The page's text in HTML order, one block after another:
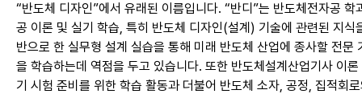
“반도체 디자인”에서 유래된 이름입니다. “반디”는 반도체전자공 학
공 이론 및 실기 학습, 특히 반도체 디자인(설계) 기술에 관련된 지식
반으로 한 실무형 설계 실습을 통해 미래 반도체 산업에 종사할 전문
을 학습하는데 역점을 두고 있습니다. 또한 반도체설계산업기사 이론
기 시험 준비를 위한 학습 활동과 더불어 반도체 소자, 공정, 집적회